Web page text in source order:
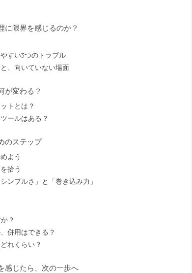
に限界を感じるのか？
すい3つのトラブル
、向いていない場面
が変わる？
トとは？
ールはある？
のステップ
よう
拾う
ンプルさ」と「巻き込み力」
？
併用はできる？
れくらい？
感じたら、次の一歩へ